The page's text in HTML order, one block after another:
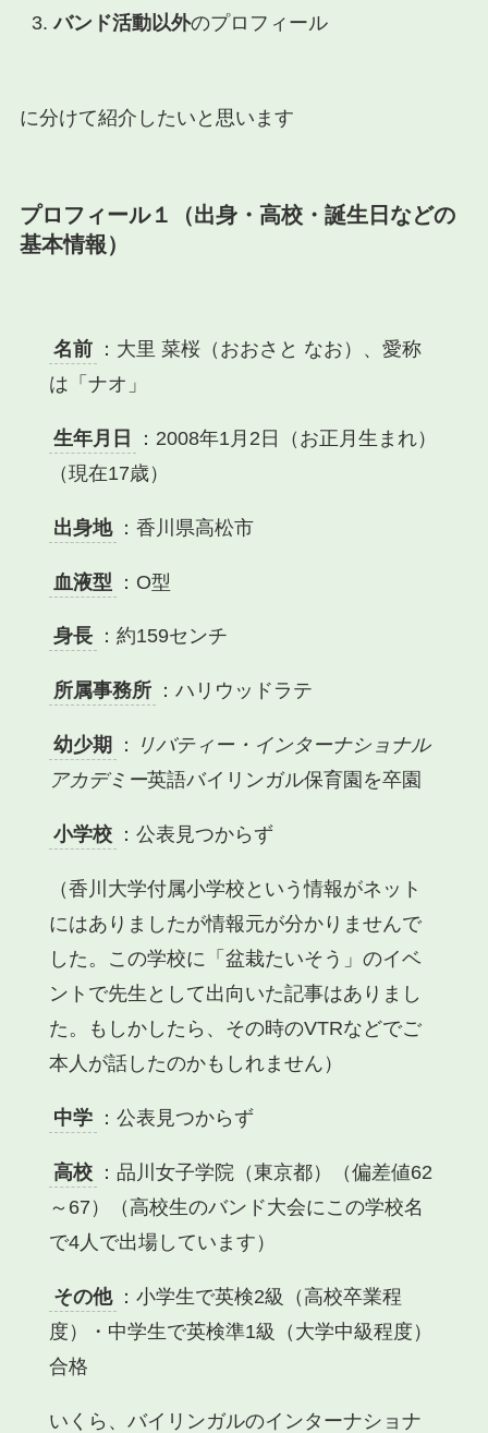
バンド活動以外のプロフィール
に分けて紹介したいと思います
プロフィール１
（出身・高校・誕生日などの
基本情報）
名前
：大里 菜桜（おおさと なお）、愛称
は「ナオ」
生年月日
：2008年1月2日（お正月生まれ）
（現在17歳）
出身地 ：香川県高松市
血液型 ：O型
身長 ：約159センチ
所属事務所 ：ハリウッドラテ
幼少期 ：
リバティー・インターナショナル
アカデミー英語バイリンガル保育園 を卒園
小学校 ：公表見つからず
（香川大学付属小学校という情報がネット
にはありましたが情報元が分かりませんで
した。この学校に「盆栽たいそう」のイベ
ントで先生として出向いた記事はありまし
た。もしかしたら、その時のVTRなどでご
本人が話したのかもしれません）
中学 ：公表見つからず
高校
：品川女子学院（東京都）（偏差値62
～67）
（高校生のバンド大会にこの学校名
で4人で出場しています）
その他 ： 小学生で英検2級 （ 高校卒業程
度）・ 中学生で英検準1級 （ 大学中級程度）
合格
いくら、バイリンガルのインターナショナ